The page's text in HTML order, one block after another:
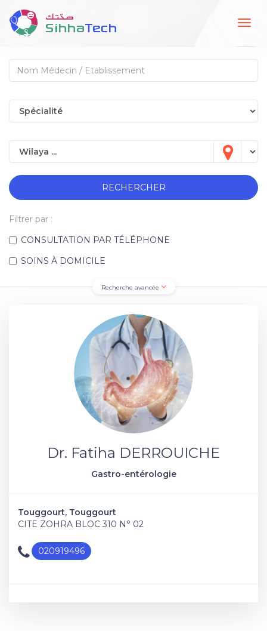
RECHERCHER
Filtrer par :
CONSULTATION PAR TÉLÉPHONE
SOINS À DOMICILE
Recherche avancée
Dr. Fatiha DERROUICHE
Gastro-entérologie
Touggourt, Touggourt
CITE ZOHRA BLOC 310 N° 02
020919496